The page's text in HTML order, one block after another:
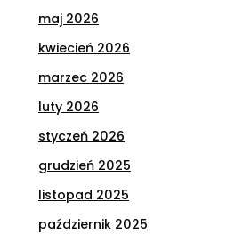
maj 2026
kwiecień 2026
marzec 2026
luty 2026
styczeń 2026
grudzień 2025
listopad 2025
październik 2025